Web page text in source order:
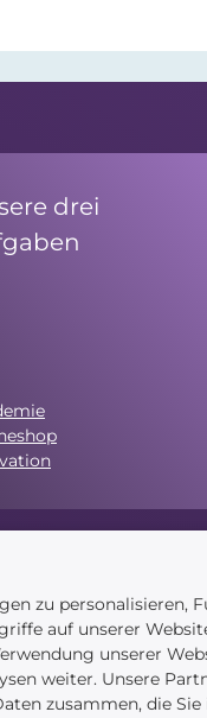
drei
zu personalisieren,
auf unserer
unserer
weiter. Unsere
zusammen, die Sie